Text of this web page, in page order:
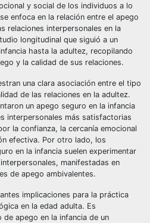
y social de los individuos a lo
enfoca en la relación entre el apego
relaciones interpersonales en la
longitudinal que siguió a un
hasta la adultez, recopilando
y la calidad de sus relaciones.
una clara asociación entre el tipo
de las relaciones en la adultez.
un apego seguro en la infancia
interpersonales más satisfactorias
la confianza, la cercanía emocional
efectiva. Por otro lado, los
en la infancia suelen experimentar
manifestadas en
de apego ambivalentes.
implicaciones para la práctica
en la edad adulta. Es
apego en la infancia de un